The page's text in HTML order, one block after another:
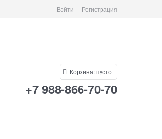
Войти Регистрация
Корзина:пусто
+7 988-866-70-70